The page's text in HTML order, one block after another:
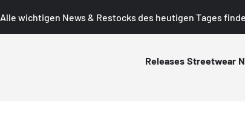
Alle wichtigen News & Restocks des heutigen Tages
Releases Streetwear